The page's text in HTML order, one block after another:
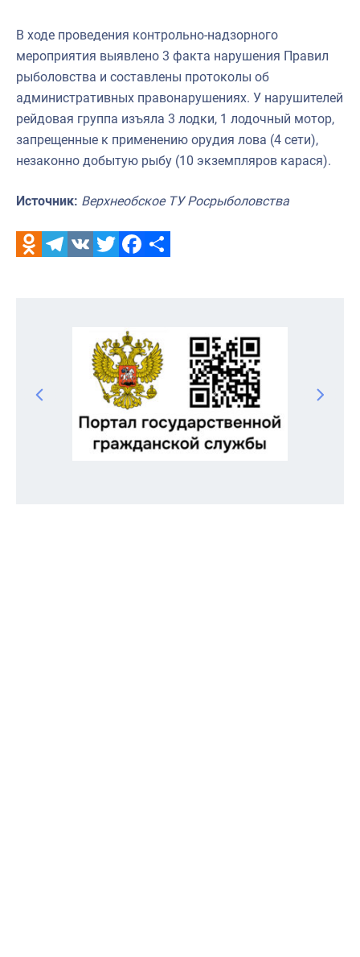
В ходе проведения контрольно-надзорного
мероприятия выявлено 3 факта нарушения Правил
рыболовства и составлены протоколы об
административных правонарушениях. У нарушителей
рейдовая группа изъяла 3 лодки, 1 лодочный мотор,
запрещенные к применению орудия лова (4 сети),
незаконно добытую рыбу (10 экземпляров карася).
Источник: Верхнеобское ТУ Росрыболовства